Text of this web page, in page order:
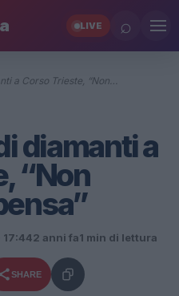
LIVE ⌕
a Corso Trieste, “Non…
diamanti a
“Non
17:442 anni fa1 min di lettura
SHARE